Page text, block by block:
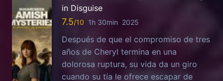
in Disguise
7.5 1h 30min 2025
Después de que el compromiso de tres
años de Cheryl termina en una
dolorosa ruptura, su vida da un giro
cuando su tía le ofrece escapar de